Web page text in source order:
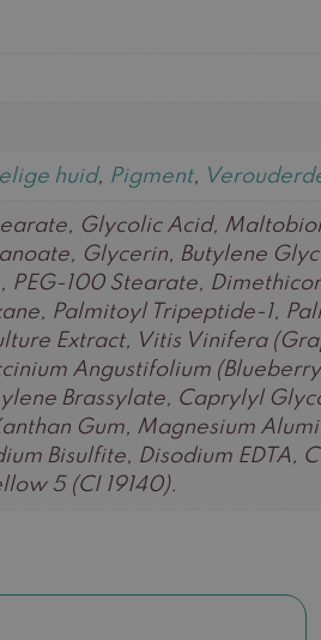
huid, Pigment,
Glycolic Acid,
Glycerin, Butylene
PEG-100 Stearate,
Palmitoyl Tripeptide-1,
Extract, Vitis Vinifera
Angustifolium
Brassylate, Caprylyl
Gum, Magnesium
Bisulfite, Disodium EDTA,
5 (CI 19140).